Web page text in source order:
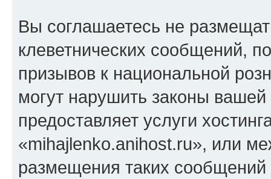
Вы соглашаетесь не
клеветнических сообщений,
призывов к национальной
могут нарушить законы
предоставляет услуги
«mihajlenko.anihost.ru», или
размещения таких